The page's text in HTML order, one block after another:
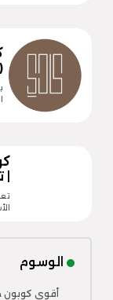
(P13) | خصم…
|
الوسوم
أقوى